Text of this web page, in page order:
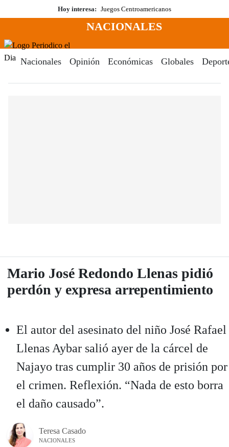
al
Hoy interesa: Juegos Centroamericanos
Menú
NACIONALES
Nacionales Opinión Económicas Globales
Mario José Redondo Llenas pidió
perdón y expresa arrepentimiento
El autor del asesinato del niño José Rafael
Llenas Aybar salió ayer de la cárcel de
Najayo tras cumplir 30 años de prisión por
el crimen. Reflexión. “Nada de esto borra
el daño causado”.
Teresa Casado
NACIONALES